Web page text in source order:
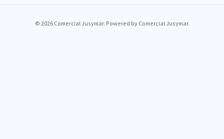
© 2026 Comercial Jusymar. Powered by Comercial Jusymar.